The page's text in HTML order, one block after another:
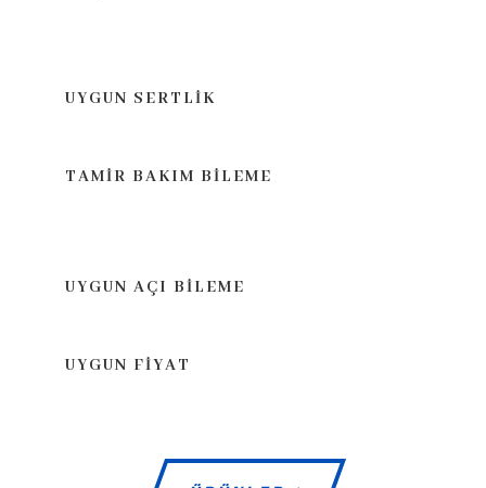
UYGUN SERTLİK
TAMİR BAKIM BİLEME
UYGUN AÇI BİLEME
UYGUN FİYAT